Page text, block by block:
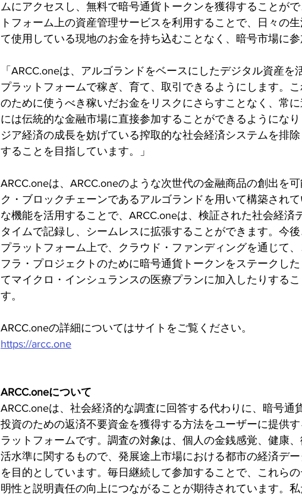
ムにアクセスし、無料で暗号通貨トークンを獲得することが
トフォーム上の資産管理サービスを利用することで、日々の
て使用している現地のお金を持ち込むことなく、暗号市場に参
「ARCC.oneは、アルゴランドをベースにしたデジタル資産
プラットフォームで稼ぎ、育て、取引できるようにします。
のために使うべき稼いだお金をリスクにさらすことなく、常
には伝統的な金融市場に直接参加することができるようにな
ジア経済の成長を妨げている搾取的な社会経済システムを排
することを目指しています。」
ARCC.oneは、ARCC.oneのような次世代の金融商品の創出を
ク・ブロックチェーンであるアルゴランドを用いて構築され
な機能を活用することで、ARCC.oneは、検証された社会経済
タイムで記録し、シームレスに拡張することができます。今
プラットフォーム上で、クラウド・ファンディングを通じて
フラ・プロジェクトのために暗号通貨トークンをステークし
てマイクロ・インシュランスの医療プランに加入したりする
す。
ARCC.oneの詳細についてはサイトをご覧ください。
https://arcc.one
ARCC.oneについて
ARCC.oneは、社会経済的な調査に回答する代わりに、暗号通
投資のための返済不要資金を獲得する方法をユーザーに提供
ラットフォームです。調査の対象は、個人の金銭感覚、健康
活水準に関するもので、発展途上市場における都市の経済デ
を目的としています。毎日継続して参加することで、これら
明性と説明責任の向上につながることが期待されています。